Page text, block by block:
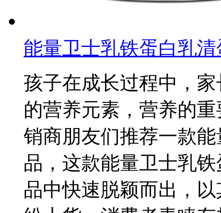
能量卫士乳铁蛋白乳
孩子在成长过程中，
的营养元素，营养的
销商朋友们推荐一款
品，这款能量卫士乳
品中快速脱颖而出，